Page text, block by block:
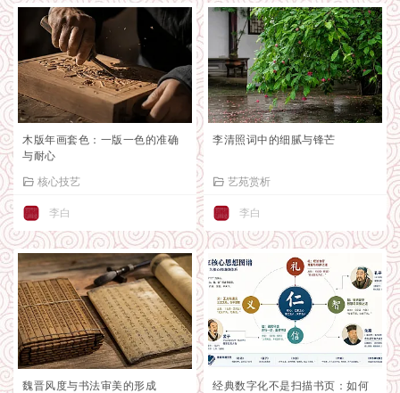
木版年画套色：一版一色的准确
与耐心
核心技艺
李白
李清照词中的细腻与锋芒
艺苑赏析
李白
魏晋风度与书法审美的形成
经典数字化不是扫描书页：如何